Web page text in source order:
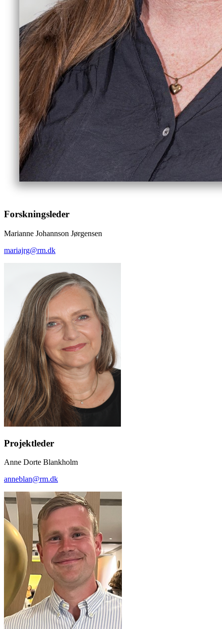
Forskningsleder
Marianne Johannson Jørgensen
mariajrg@rm.dk
Projektleder
Anne Dorte Blankholm
anneblan@rm.dk